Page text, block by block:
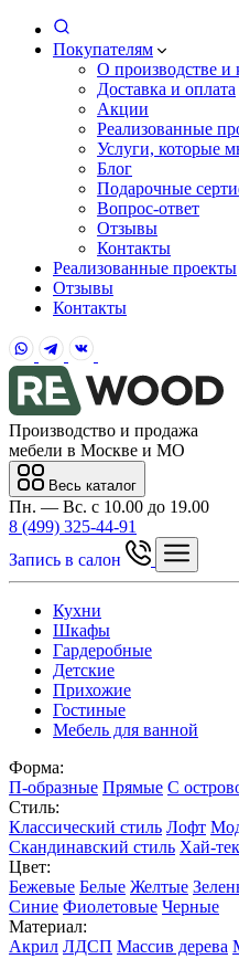
Покупателям
О производстве и
Доставка и оплата
Акции
Реализованные
Услуги, которые
Блог
Подарочные
Вопрос-ответ
Отзывы
Контакты
Реализованные проекты
Отзывы
Контакты
Производство и продажа
мебели в Москве и МО
Весь каталог
Пн. — Вс. с 10.00 до 19.00
8 (499) 325-44-91
Запись в салон
Кухни
Шкафы
Гардеробные
Детские
Прихожие
Гостиные
Мебель для ванной
Форма:
П-образные Прямые С
Стиль:
Классический стиль Лофт
Скандинавский стиль Хай-тек
Цвет:
Бежевые Белые Желтые
Синие Фиолетовые Черные
Материал:
Акрил ЛДСП Массив дерева